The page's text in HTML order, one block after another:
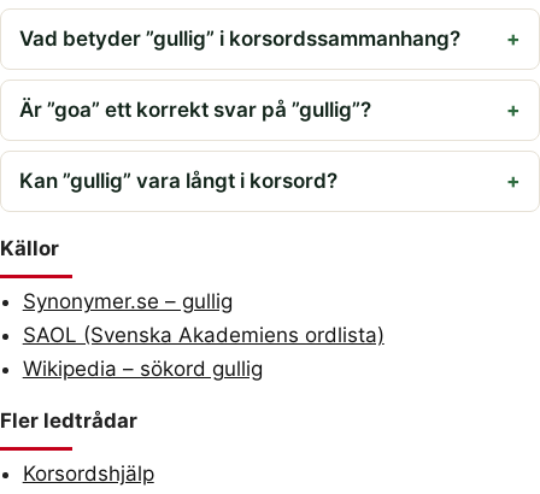
Vad betyder ”gullig” i korsordssammanhang?
Är ”goa” ett korrekt svar på ”gullig”?
Kan ”gullig” vara långt i korsord?
Källor
Synonymer.se – gullig
SAOL (Svenska Akademiens ordlista)
Wikipedia – sökord gullig
Fler ledtrådar
Korsordshjälp